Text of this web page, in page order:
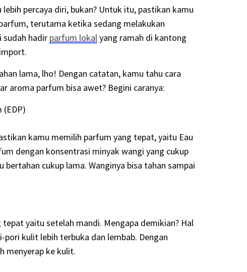
percaya diri, bukan? Untuk itu, pastikan kamu
terutama ketika sedang melakukan
sudah hadir parfum lokalyang ramah di kantong
lama, lho! Dengan catatan, kamu tahu cara
aroma parfum bisa awet? Begini caranya:
(EDP)
kamu memilih parfum yang tepat, yaitu Eau
dengan konsentrasi minyak wangi yang cukup
cukup lama. Wanginya bisa tahan sampai
yaitu setelah mandi. Mengapa demikian? Hal
kulit lebih terbuka dan lembab. Dengan
menyerap ke kulit.